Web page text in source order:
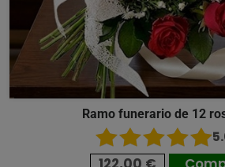
Ramo funerario de 12